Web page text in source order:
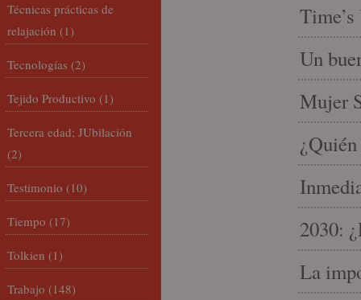
Un
Mujer
2030:
La
Técnicas prácticas de
relajación (1)
Tecnologías (2)
Tejido Productivo (1)
Tercera edad; JUbilación
(2)
Testimonio (10)
Tiempo (17)
Tolkien (1)
Trabajo (148)